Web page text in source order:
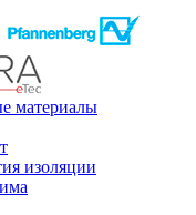
материалы
изоляции